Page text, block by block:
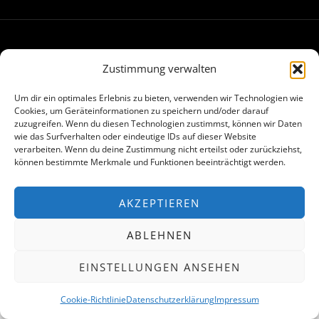
Zustimmung verwalten
Um dir ein optimales Erlebnis zu bieten, verwenden wir Technologien wie
Cookies, um Geräteinformationen zu speichern und/oder darauf
zuzugreifen. Wenn du diesen Technologien zustimmst, können wir Daten
wie das Surfverhalten oder eindeutige IDs auf dieser Website
verarbeiten. Wenn du deine Zustimmung nicht erteilst oder zurückziehst,
können bestimmte Merkmale und Funktionen beeinträchtigt werden.
AKZEPTIEREN
ABLEHNEN
EINSTELLUNGEN ANSEHEN
Cookie-RichtlinieDatenschutzerklärungImpressum